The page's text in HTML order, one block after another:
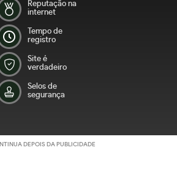
Reputação na
internet
Tempo de
registro
Site é
verdadeiro
Selos de
segurança
DEPOIS DA PUBLICIDADE